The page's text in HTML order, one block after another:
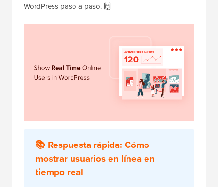
WordPress paso a paso. 🙌
📚 Respuesta rápida: Cómo
mostrar usuarios en línea en
tiempo real